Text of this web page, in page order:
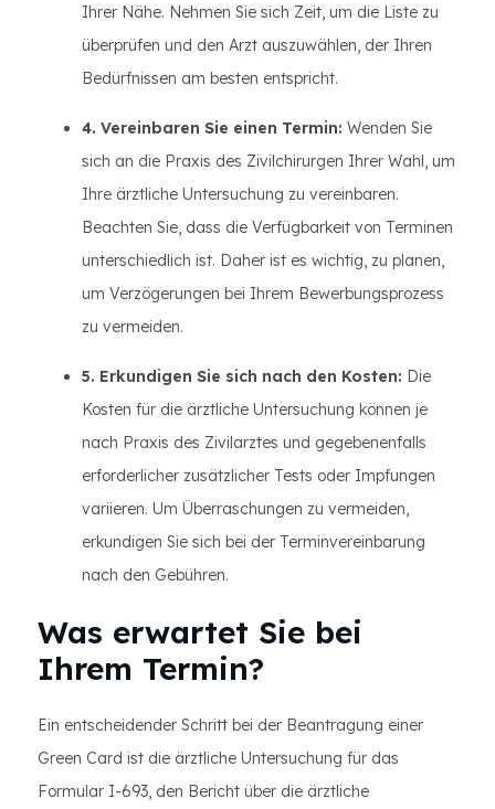
Ihrer Nähe. Nehmen Sie sich Zeit, um die Liste zu
überprüfen und den Arzt auszuwählen, der Ihren
Bedürfnissen am besten entspricht.
4. Vereinbaren Sie einen Termin: Wenden Sie
sich an die Praxis des Zivilchirurgen Ihrer Wahl, um
Ihre ärztliche Untersuchung zu vereinbaren.
Beachten Sie, dass die Verfügbarkeit von Terminen
unterschiedlich ist. Daher ist es wichtig, zu planen,
um Verzögerungen bei Ihrem Bewerbungsprozess
zu vermeiden.
5. Erkundigen Sie sich nach den Kosten: Die
Kosten für die ärztliche Untersuchung können je
nach Praxis des Zivilarztes und gegebenenfalls
erforderlicher zusätzlicher Tests oder Impfungen
variieren. Um Überraschungen zu vermeiden,
erkundigen Sie sich bei der Terminvereinbarung
nach den Gebühren.
Was erwartet Sie bei
Ihrem Termin?
Ein entscheidender Schritt bei der Beantragung einer
Green Card ist die ärztliche Untersuchung für das
Formular I-693, den Bericht über die ärztliche